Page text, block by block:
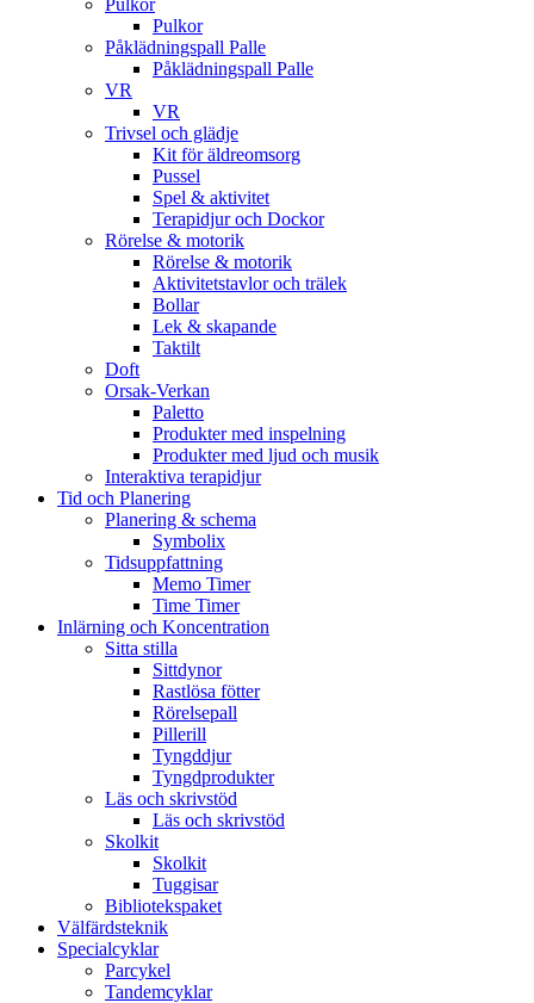
Pulkor
Påklädningspall Palle
Påklädningspall Palle
VR
VR
Trivsel och glädje
Kit för äldreomsorg
Pussel
Spel & aktivitet
Terapidjur och Dockor
Rörelse & motorik
Rörelse & motorik
Aktivitetstavlor och trälek
Bollar
Lek & skapande
Taktilt
Doft
Orsak-Verkan
Paletto
Produkter med inspelning
Produkter med ljud och musik
Interaktiva terapidjur
Tid och Planering
Planering & schema
Symbolix
Tidsuppfattning
Memo Timer
Time Timer
Inlärning och Koncentration
Sitta stilla
Sittdynor
Rastlösa fötter
Rörelsepall
Pillerill
Tyngddjur
Tyngdprodukter
Läs och skrivstöd
Läs och skrivstöd
Skolkit
Skolkit
Tuggisar
Bibliotekspaket
Välfärdsteknik
Specialcyklar
Parcykel
Tandemcyklar